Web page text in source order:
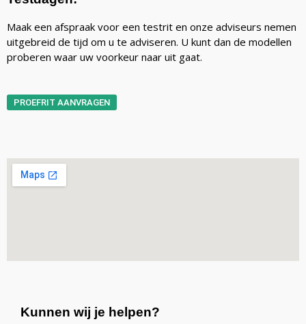
Maak een afspraak voor een testrit en onze adviseurs nemen
uitgebreid de tijd om u te adviseren. U kunt dan de modellen
proberen waar uw voorkeur naar uit gaat.
PROEFRIT AANVRAGEN
Kunnen wij je helpen?